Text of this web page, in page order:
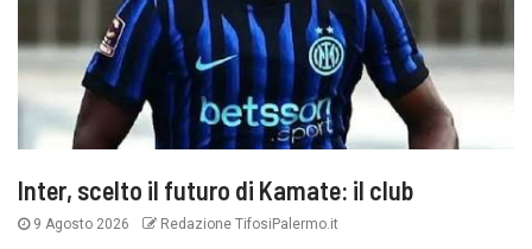
Inter, scelto il futuro di Kamate: il club
9 Agosto 2026 Redazione TifosiPalermo.it